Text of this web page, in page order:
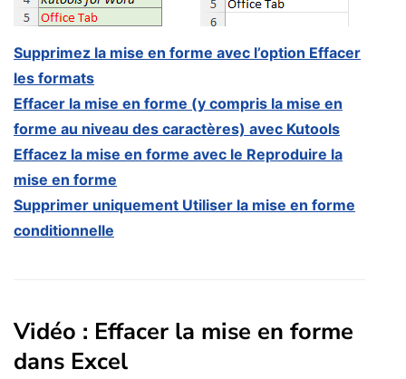
Supprimez la mise en forme avec l’option Effacer
les formats
Effacer la mise en forme (y compris la mise en
forme au niveau des caractères) avec Kutools
Effacez la mise en forme avec le Reproduire la
mise en forme
Supprimer uniquement Utiliser la mise en forme
conditionnelle
Vidéo : Effacer la mise en forme
dans Excel